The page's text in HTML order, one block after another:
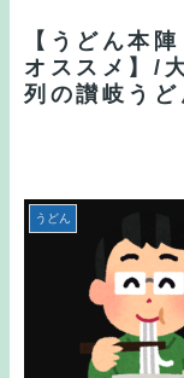
【うどん本
オススメ】/
列の讃岐う
うどん